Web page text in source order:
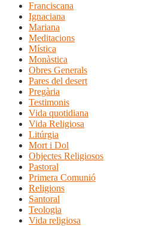
Franciscana
Ignaciana
Mariana
Meditacions
Mística
Monàstica
Obres Generals
Pares del desert
Pregària
Testimonis
Vida quotidiana
Vida Religiosa
Litúrgia
Mort i Dol
Objectes Religiosos
Pastoral
Primera Comunió
Religions
Santoral
Teologia
Vida religiosa